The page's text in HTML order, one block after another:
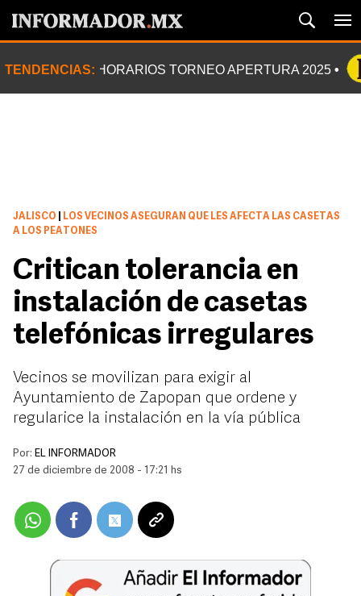
TENDENCIAS: HORARIOS TORNEO APERTURA 2025
JALISCO
LOS VECINOS ASEGURAN QUE LES AFECTA LAS CASETAS
A LOS PEATONES
Critican tolerancia en
instalación de casetas
telefónicas irregulares
Vecinos se movilizan para exigir al
Ayuntamiento de Zapopan que ordene y
regularice la instalación en la vía pública
Por: EL INFORMADOR
27 de diciembre de 2008 - 17:21 hs